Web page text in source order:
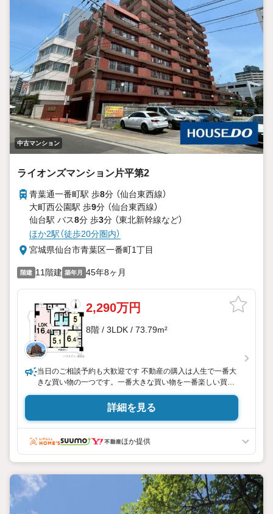
中古マンション
ライオンズマンション片平第2
青葉通一番町駅 歩8分 （仙台東西線）
大町西公園駅 歩9分 （仙台東西線）
仙台駅 バス8分 歩3分 （東北新幹線など）
ほか2駅（徒歩20分圏内）
宮城県仙台市青葉区一番町1丁目
階建 11階建 築年月 45年8ヶ月
2,290万円
8階 / 3LDK / 73.79m²
当日のご相談予約も大歓迎です 不動産の購入は人生で一番大
きな買い物の一つです。一番大きな買い物を一番楽しい買い
物にできるよう、一生懸命ご提案させて頂きます！
詳細を見る
ほか提供